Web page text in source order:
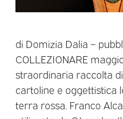
di Domizia Dalia –
COLLEZIONARE
straordinaria raccolta
cartoline e oggettistica
terra rossa. Franco